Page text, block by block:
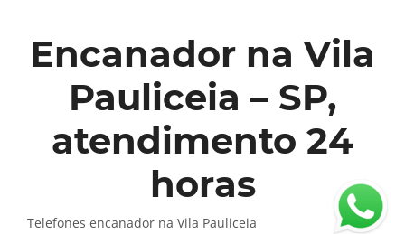
Encanador na Vila
Pauliceia – SP,
atendimento 24
horas
Telefones encanador na Vila Pauliceia